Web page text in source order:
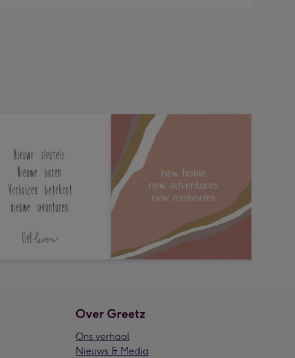
Over Greetz
Ons verhaal
Nieuws & Media